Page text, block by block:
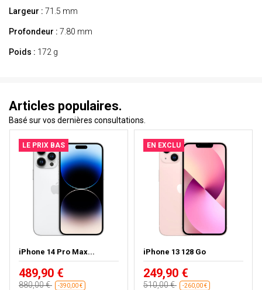
Largeur : 71.5 mm
Profondeur : 7.80 mm
Poids : 172 g
Articles populaires.
Basé sur vos dernières consultations.
LE PRIX BAS
iPhone 14 Pro Max...
489,90 €
880,00 € -390,00 €
EN EXCLU
iPhone 13 128 Go
249,90 €
510,00 € -260,00 €